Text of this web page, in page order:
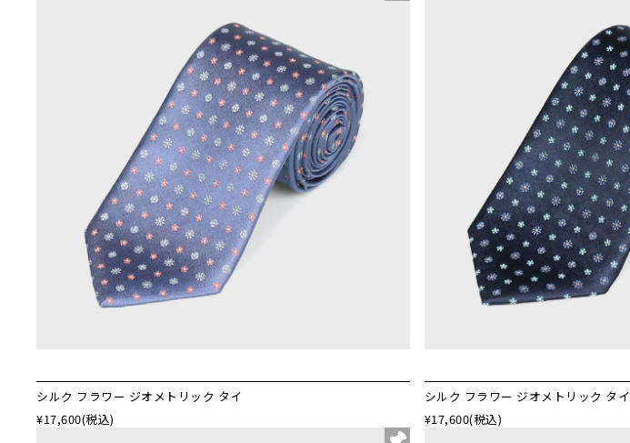
シルク フラワー ジオメトリック タイ
¥17,600(税込)
シルク フラワー ジオメトリック タイ
¥17,600(税込)